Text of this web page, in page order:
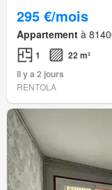
295 €/mois
Appartement à
1
22 m²
Il y a 2 jours
RENTOLA